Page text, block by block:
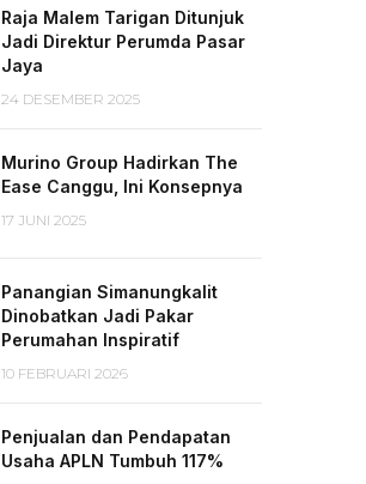
Raja Malem Tarigan Ditunjuk
Jadi Direktur Perumda Pasar
Jaya
24 DESEMBER 2025
Murino Group Hadirkan The
Ease Canggu, Ini Konsepnya
17 JUNI 2025
Panangian Simanungkalit
Dinobatkan Jadi Pakar
Perumahan Inspiratif
10 FEBRUARI 2026
Penjualan dan Pendapatan
Usaha APLN Tumbuh 117%